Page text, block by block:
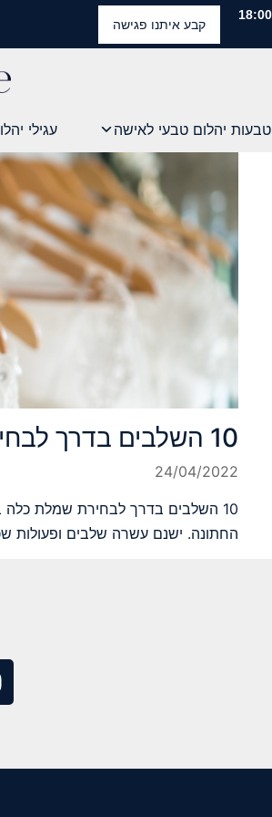
קבע איתנו פגישה
טבעות יהלום טבעי לאישה עגילי
10 השלבים בדרך לבחירת שמלת כלה
24/04/2022
10 השלבים בדרך לבחירת שמלת
החתונה. ישנם עשרה שלבים ופעולות